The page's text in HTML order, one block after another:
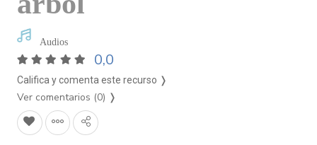
Audios
0,0
Califica y comenta este recurso ❭
Ver comentarios (0) ❭